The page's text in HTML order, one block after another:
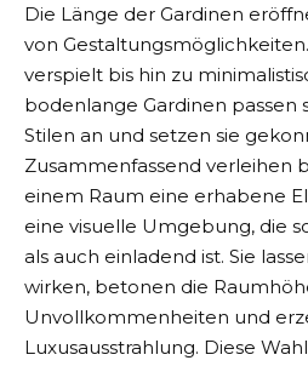
Die Länge der Gardinen
von
verspielt bis hin zu
bodenlange Gardinen passen
Stilen an und setzen sie
Zusammenfassend verleihen
einem Raum eine erhabene
eine visuelle Umgebung, die
als auch einladend ist. Sie
wirken, betonen die
Unvollkommenheiten und
Luxusausstrahlung. Diese